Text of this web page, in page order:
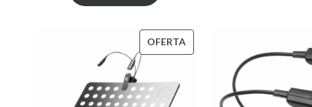
43,06 €.38,00 €.
OFERTAPRODUCTO